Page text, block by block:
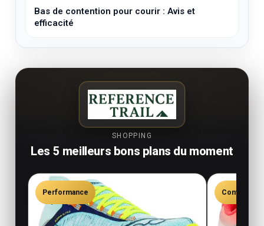
Bas de contention pour courir : Avis et
efficacité
SHOPPING
Les 5 meilleurs bons plans du moment
Performance Confort